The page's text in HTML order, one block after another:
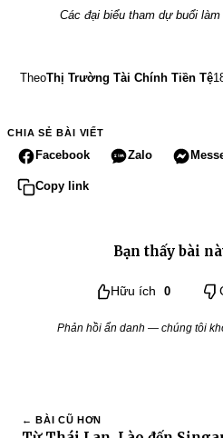
Các đại biểu tham dự buổi
TheoThị Trường Tài Chính Tiền Tệ
CHIA SẺ BÀI VIẾT
Facebook Zalo
Copy link
Bạn thấy bài
Hữu ích 0
Phản hồi ẩn danh — chúng tôi
← BÀI CŨ HƠN